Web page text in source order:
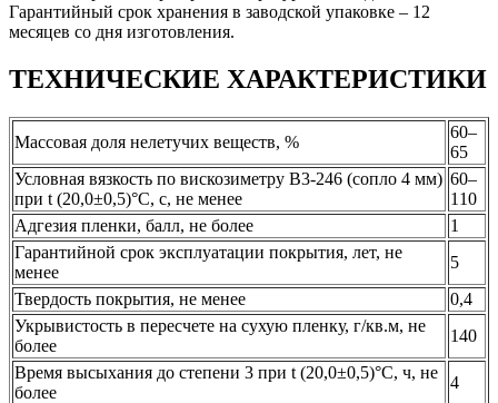
Гарантийный срок хранения в заводской упаковке – 12
месяцев со дня изготовления.
ТЕХНИЧЕСКИЕ ХАРАКТЕРИСТИКИ
Массовая доля нелетучих веществ, %
60–
65
Условная вязкость по вискозиметру В3-246 (сопло 4 мм)
при t (20,0±0,5)°С, с, не менее
60–
110
Адгезия пленки, балл, не более
1
Гарантийной срок эксплуатации покрытия, лет, не
менее
5
Твердость покрытия, не менее
0,4
Укрывистость в пересчете на сухую пленку, г/кв.м, не
более
140
Время высыхания до степени 3 при t (20,0±0,5)°С, ч, не
более
4